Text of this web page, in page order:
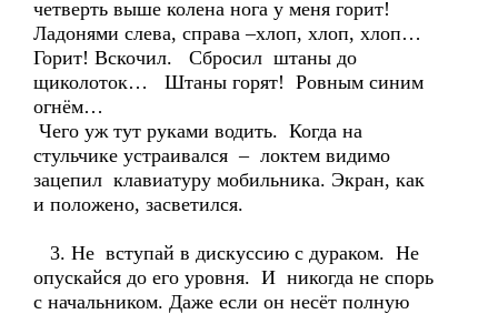
четверть выше колена нога у меня горит!
Ладонями слева, справа –хлоп, хлоп, хлоп…
Горит! Вскочил. Сбросил штаны до
щиколоток… Штаны горят! Ровным синим
огнём…
Чего уж тут руками водить. Когда на
стульчике устраивался – локтем видимо
зацепил клавиатуру мобильника. Экран, как
и положено, засветился.
3. Не вступай в дискуссию с дураком. Не
опускайся до его уровня. И никогда не спорь
с начальником. Даже если он несёт полную